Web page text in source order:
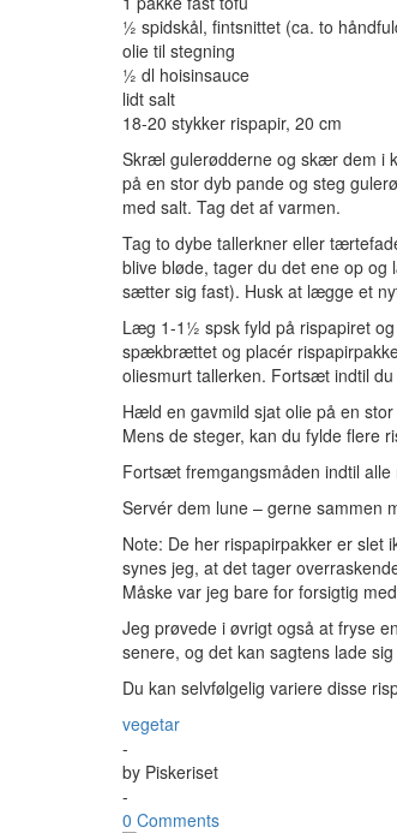
½ spidskål, fintsnittet (ca. to
olie til stegning
½ dl hoisinsauce
lidt salt
18-20 stykker rispapir, 20 cm
Skræl gulerødderne og skær dem i
på en stor dyb pande og steg
med salt. Tag det af varmen.
Tag to dybe tallerkner eller
blive bløde, tager du det ene op
sætter sig fast). Husk at lægge et
Læg 1-1½ spsk fyld på rispapiret
spækbrættet og placér
oliesmurt tallerken. Fortsæt indtil
Hæld en gavmild sjat olie på en
Mens de steger, kan du fylde flere
Fortsæt fremgangsmåden indtil
Servér dem lune – gerne sammen
Note: De her rispapirpakker er slet
synes jeg, at det tager
Måske var jeg bare for forsigtig
Jeg prøvede i øvrigt også at fryse
senere, og det kan sagtens lade
Du kan selvfølgelig variere disse
vegetar
-
by Piskeriset
-
0 Comments